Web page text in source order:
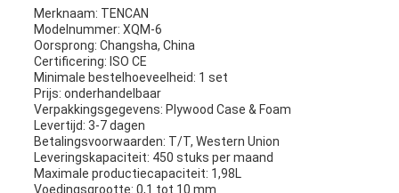
Merknaam: TENCAN
Modelnummer: XQM-6
Oorsprong: Changsha, China
Certificering: ISO CE
Minimale bestelhoeveelheid: 1 set
Prijs: onderhandelbaar
Verpakkingsgegevens: Plywood Case & Foam
Levertijd: 3-7 dagen
Betalingsvoorwaarden: T/T, Western Union
Leveringskapaciteit: 450 stuks per maand
Maximale productiecapaciteit: 1,98L
Voedingsgrootte: 0,1 tot 10 mm